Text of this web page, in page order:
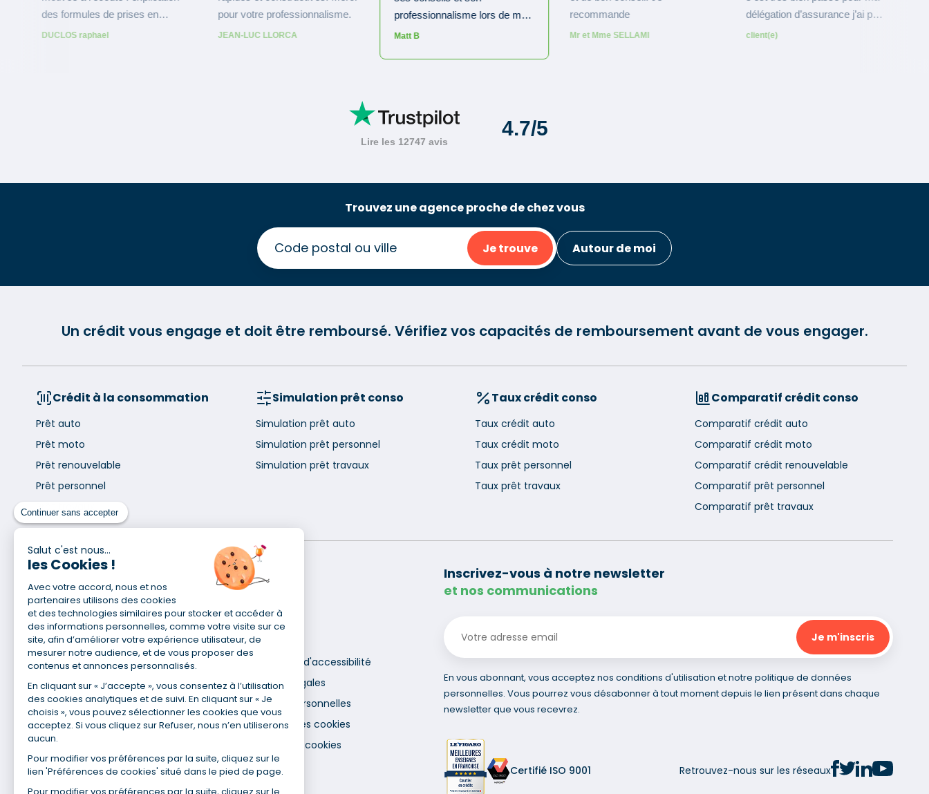
Continuer sans accepter
Salut c'est nous...
les Cookies !
Avec votre accord, nous et nos
partenaires utilisons des cookies
et des technologies similaires pour stocker et accéder à
des informations personnelles, comme votre visite sur ce
site, afin d’améliorer votre expérience utilisateur, de
mesurer notre audience, et de vous proposer des
contenus et annonces personnalisés.
En cliquant sur « J’accepte », vous consentez à l’utilisation
des cookies analytiques et de suivi. En cliquant sur « Je
choisis », vous pouvez sélectionner les cookies que vous
acceptez. Si vous cliquez sur Refuser, nous n’en utiliserons
aucun.
Pour modifier vos préférences par la suite, cliquez sur le
lien 'Préférences de cookies' situé dans le pied de page.
Pour modifier vos préférences par la suite, cliquez sur le
Trouvez une agence proche de chez vous
Je trouve Autour de moi
Un crédit vous engage et doit être remboursé. Vérifiez vos capacités de remboursement avant de vous engager.
Crédit à la consommation
Prêt auto
Prêt moto
Prêt renouvelable
Prêt personnel
Prêt travaux
Simulation prêt conso
Simulation prêt auto
Simulation prêt personnel
Simulation prêt travaux
Taux crédit conso
Taux crédit auto
Taux crédit moto
Taux prêt personnel
Taux prêt travaux
Comparatif crédit conso
Comparatif crédit auto
Comparatif crédit moto
Comparatif crédit renouvelable
Comparatif prêt personnel
Comparatif prêt travaux
Pour en savoir plus
Qui sommes-nous ?
Nos agences
Nous contacter
Espace presse
Recrutement
Déclaration d'accessibilité
Mentions légales
Données personnelles
Utilisation des cookies
Gestion des cookies
Inscrivez-vous à notre newsletter
et nos communications
En vous abonnant, vous acceptez nos conditions d'utilisation et notre politique de données
personnelles. Vous pourrez vous désabonner à tout moment depuis le lien présent dans chaque
newsletter que vous recevrez.
Certifié ISO 9001 Retrouvez-nous sur les réseaux